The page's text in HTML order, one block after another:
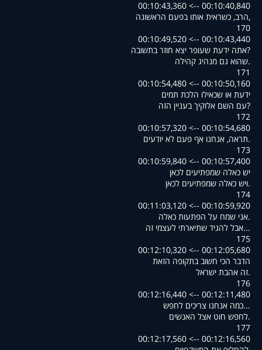
00:10:40,840 --> 00:10:43,360
,הרב, כשראית אותו בפעם הראשונה
170
00:10:43,440 --> 00:10:49,520
?אתה ידעת שעופר יצא חוזר בתשובה
.שהוא גם מנהיג קהילה
171
00:10:50,160 --> 00:10:54,480
ידעת או שכאילו הלכת תמים
?עם השם אלוקיך בעניין הזה
172
00:10:54,680 --> 00:10:57,320
.תראה, אנחנו אף פעם לא יודעים
173
00:10:57,400 --> 00:10:59,840
יש כאלה שמפתיעים לכאן
.ויש כאלה שמפתיעים לכאן
174
00:10:59,920 --> 00:11:03,120
.אני שמח על הפתעות כאלה
...אבל להגיד שתיארתי לעצמי זה
175
00:12:05,680 --> 00:12:10,320
הדבר הכי חשוב בתקופה הזאת
.זה אהבת ישראל
176
00:12:11,480 --> 00:12:16,440
...כמה אנחנו צריכים לחפש
.לחפש חוט אצל האנשים
177
00:12:16,560 --> 00:12:17,560